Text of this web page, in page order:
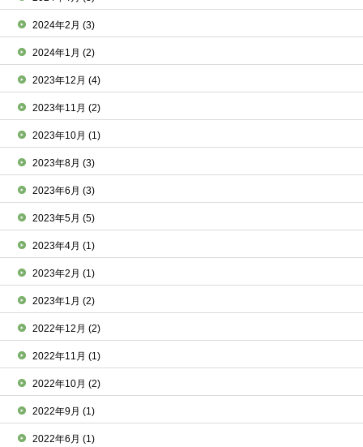
2024年2月(3)
2024年1月(2)
2023年12月(4)
2023年11月(2)
2023年10月(1)
2023年8月(3)
2023年6月(3)
2023年5月(5)
2023年4月(1)
2023年2月(1)
2023年1月(2)
2022年12月(2)
2022年11月(1)
2022年10月(2)
2022年9月(1)
2022年6月(1)